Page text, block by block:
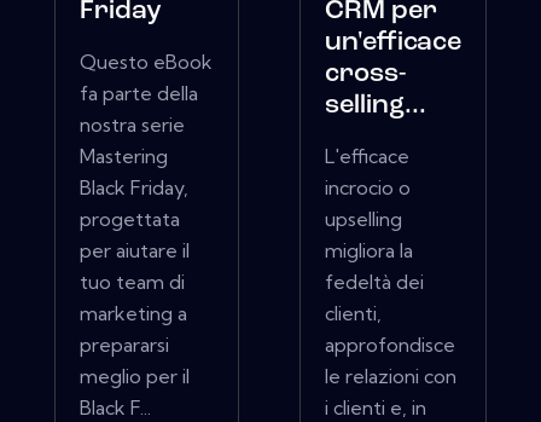
Friday
Questo eBook
fa parte della
nostra serie
Mastering
Black Friday,
progettata
per aiutare il
tuo team di
marketing a
prepararsi
meglio per il
Black F...
CRM per
un'efficace
cross-
selling...
L'efficace
incrocio o
upselling
migliora la
fedeltà dei
clienti,
approfondisce
le relazioni con
i clienti e, in